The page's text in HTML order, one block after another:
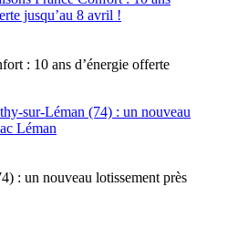
: 10 ans d’énergie offerte
: un nouveau lotissement près